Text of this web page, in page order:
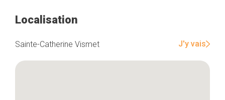
Localisation
Sainte-Catherine Vismet J'y vais